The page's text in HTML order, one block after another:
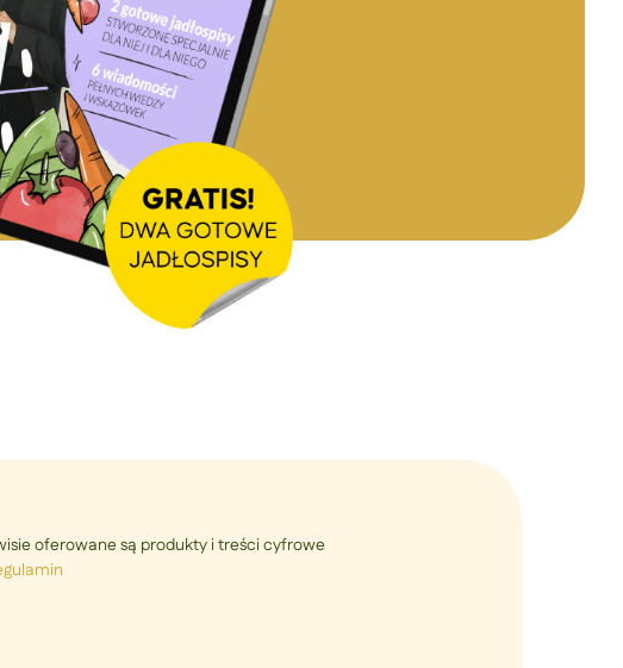
oferowane są produkty i treści cyfrowe